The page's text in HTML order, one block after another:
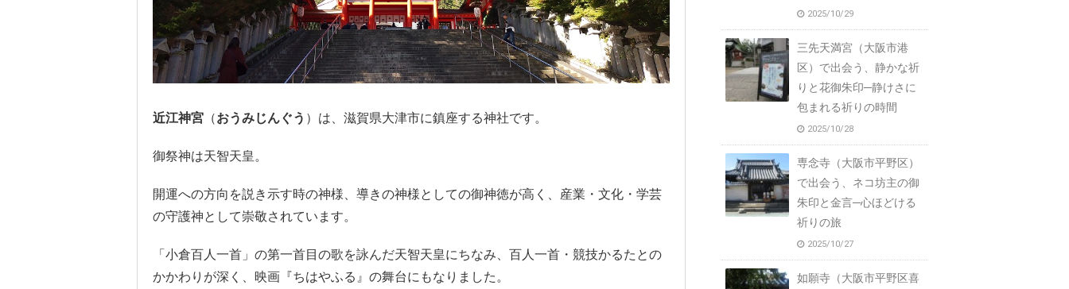
近江神宮 （おうみじんぐう ）は、滋賀県大津市に鎮座する神社です。
御祭神は天智天皇。
開運への方向を説き示す時の神様、導きの神様としての御神徳が高く、産業・文化・学芸
の守護神として崇敬されています。
「小倉百人一首」の第一首目の歌を詠んだ天智天皇にちなみ、百人一首・競技かるたとの
かかわりが深く、映画『ちはやふる』の舞台にもなりました。
2025/10/29
三先天満宮（大阪市港
区）で出会う、静かな祈
りと花御朱印─静けさに
包まれる祈りの時間
2025/10/28
専念寺（大阪市平野区）
で出会う、ネコ坊主の御
朱印と金言─心ほどける
祈りの旅
2025/10/27
如願寺（大阪市平野区喜